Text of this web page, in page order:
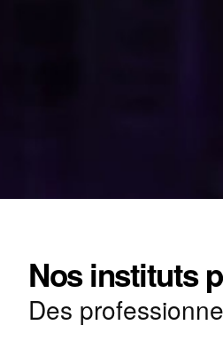
Nos instituts
Des